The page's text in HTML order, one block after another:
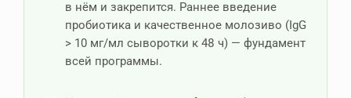
в нём и закрепится. Раннее введение
пробиотика и качественное молозиво (IgG
> 10 мг/мл сыворотки к 48 ч) — фундамент
всей программы.